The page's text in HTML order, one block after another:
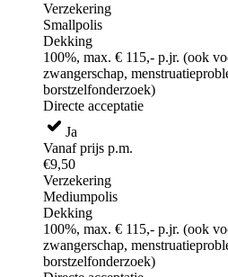
Verzekering
Smallpolis
Dekking
100%, max. € 115,- p.jr. (ook
zwangerschap,
borstzelfonderzoek)
Directe acceptatie
Ja
Vanaf prijs p.m.
€9,50
Verzekering
Mediumpolis
Dekking
100%, max. € 115,- p.jr. (ook
zwangerschap,
borstzelfonderzoek)